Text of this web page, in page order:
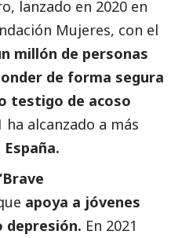
lanzado en 2020 en
Mujeres, con el
millón de personas
de forma segura
testigo de acoso
ha alcanzado a más
apoya a jóvenes
depresión. En 2021